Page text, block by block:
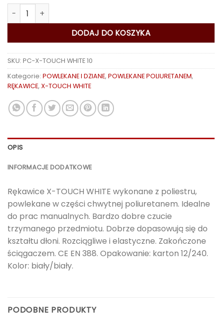
ilość RĘKAWICE OCHRONNE POWLEKANE PU X-TOUCH WHITE
DODAJ DO KOSZYKA
SKU: PC-X-TOUCH WHITE 10
Kategorie: POWLEKANE I DZIANE, POWLEKANE POLIURETANEM,
RĘKAWICE, X-TOUCH WHITE
OPIS
INFORMACJE DODATKOWE
Rękawice X-TOUCH WHITE wykonane z poliestru,
powlekane w części chwytnej poliuretanem. Idealne
do prac manualnych. Bardzo dobre czucie
trzymanego przedmiotu. Dobrze dopasowują się do
kształtu dłoni. Rozciągliwe i elastyczne. Zakończone
ściągaczem. CE EN 388. Opakowanie: karton 12/240.
Kolor: biały/biały.
PODOBNE PRODUKTY